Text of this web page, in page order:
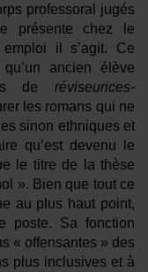
professoral jugés
présente chez le
il s’agit. Ce
ancien élève
de réviseurices-
les romans qui ne
sinon ethniques et
qu’est devenu le
le titre de la thèse
». Bien que tout ce
au plus haut point,
poste. Sa fonction
« offensantes » des
plus inclusives et à